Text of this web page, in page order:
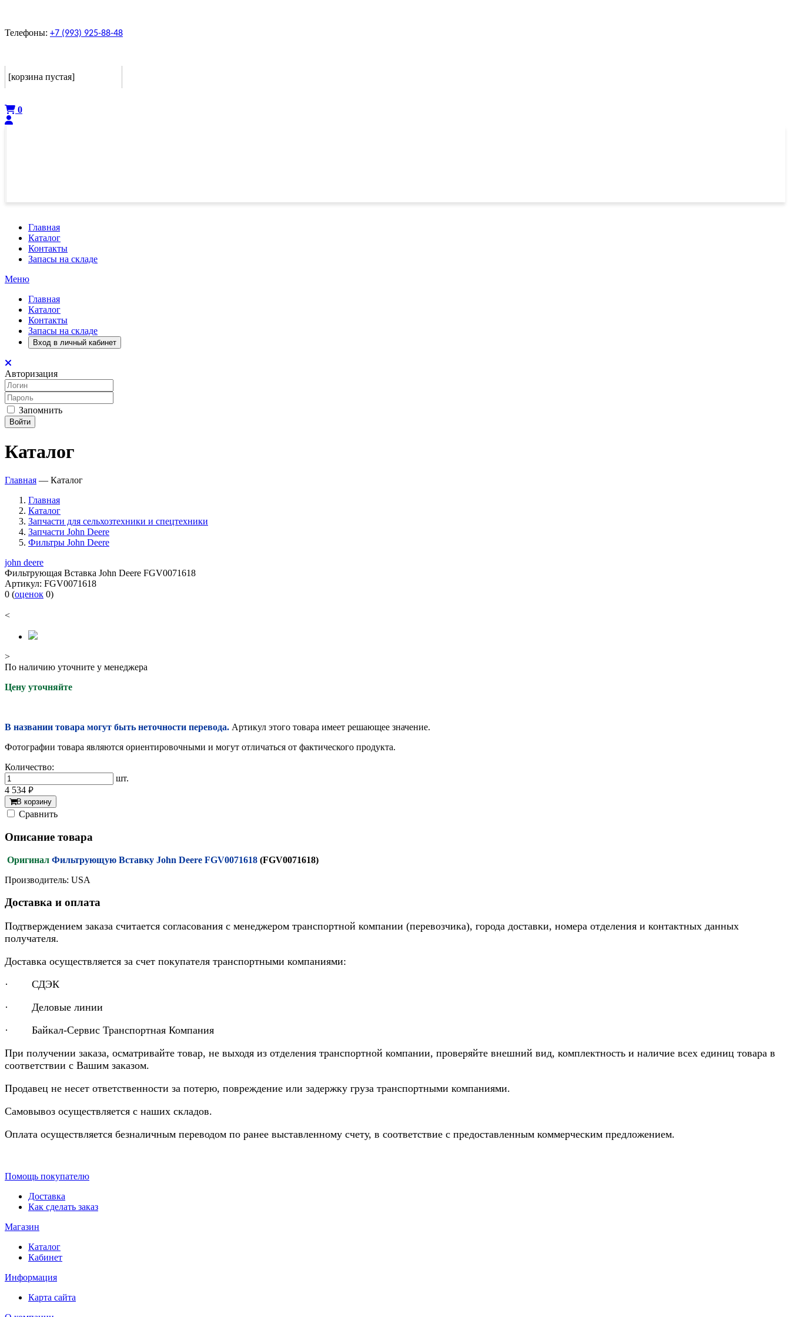
Телефоны: +7 (993) 925-88-48
[корзина пустая]
0
Главная
Каталог
Контакты
Запасы на складе
Меню
Главная
Каталог
Контакты
Запасы на складе
Вход в личный кабинет
Авторизация
Запомнить
Войти
Каталог
Главная — Каталог
Главная
Каталог
Запчасти для сельхозтехники и спецтехники
Запчасти John Deere
Фильтры John Deere
john deere
Фильтрующая Вставка John Deere FGV0071618
Артикул: FGV0071618
0 (оценок 0)
<
>
По наличию уточните у менеджера
Цену уточняйте
В названии товара могут быть неточности перевода. Артикул этого товара имеет решающее значение.
Фотографии товара являются ориентировочными и могут отличаться от фактического продукта.
Количество:
шт.
4 534 руб.
В корзину
Cравнить
Описание товара
Оригинал Фильтрующую Вставку John Deere FGV0071618 (FGV0071618)
Производитель: USA
Доставка и оплата
Подтверждением заказа считается согласования с менеджером транспортной компании (перевозчика), города доставки, номера отделения и контактных данных
получателя.
Доставка осуществляется за счет покупателя транспортными компаниями:
· СДЭК
· Деловые линии
· Байкал-Сервис Транспортная Компания
При получении заказа, осматривайте товар, не выходя из отделения транспортной компании, проверяйте внешний вид, комплектность и наличие всех единиц товара в
соответствии с Вашим заказом.
Продавец не несет ответственности за потерю, повреждение или задержку груза транспортными компаниями.
Самовывоз осуществляется с наших складов.
Оплата осуществляется безналичным переводом по ранее выставленному счету, в соответствие с предоставленным коммерческим предложением.
Помощь покупателю
Доставка
Как сделать заказ
Магазин
Каталог
Кабинет
Информация
Карта сайта